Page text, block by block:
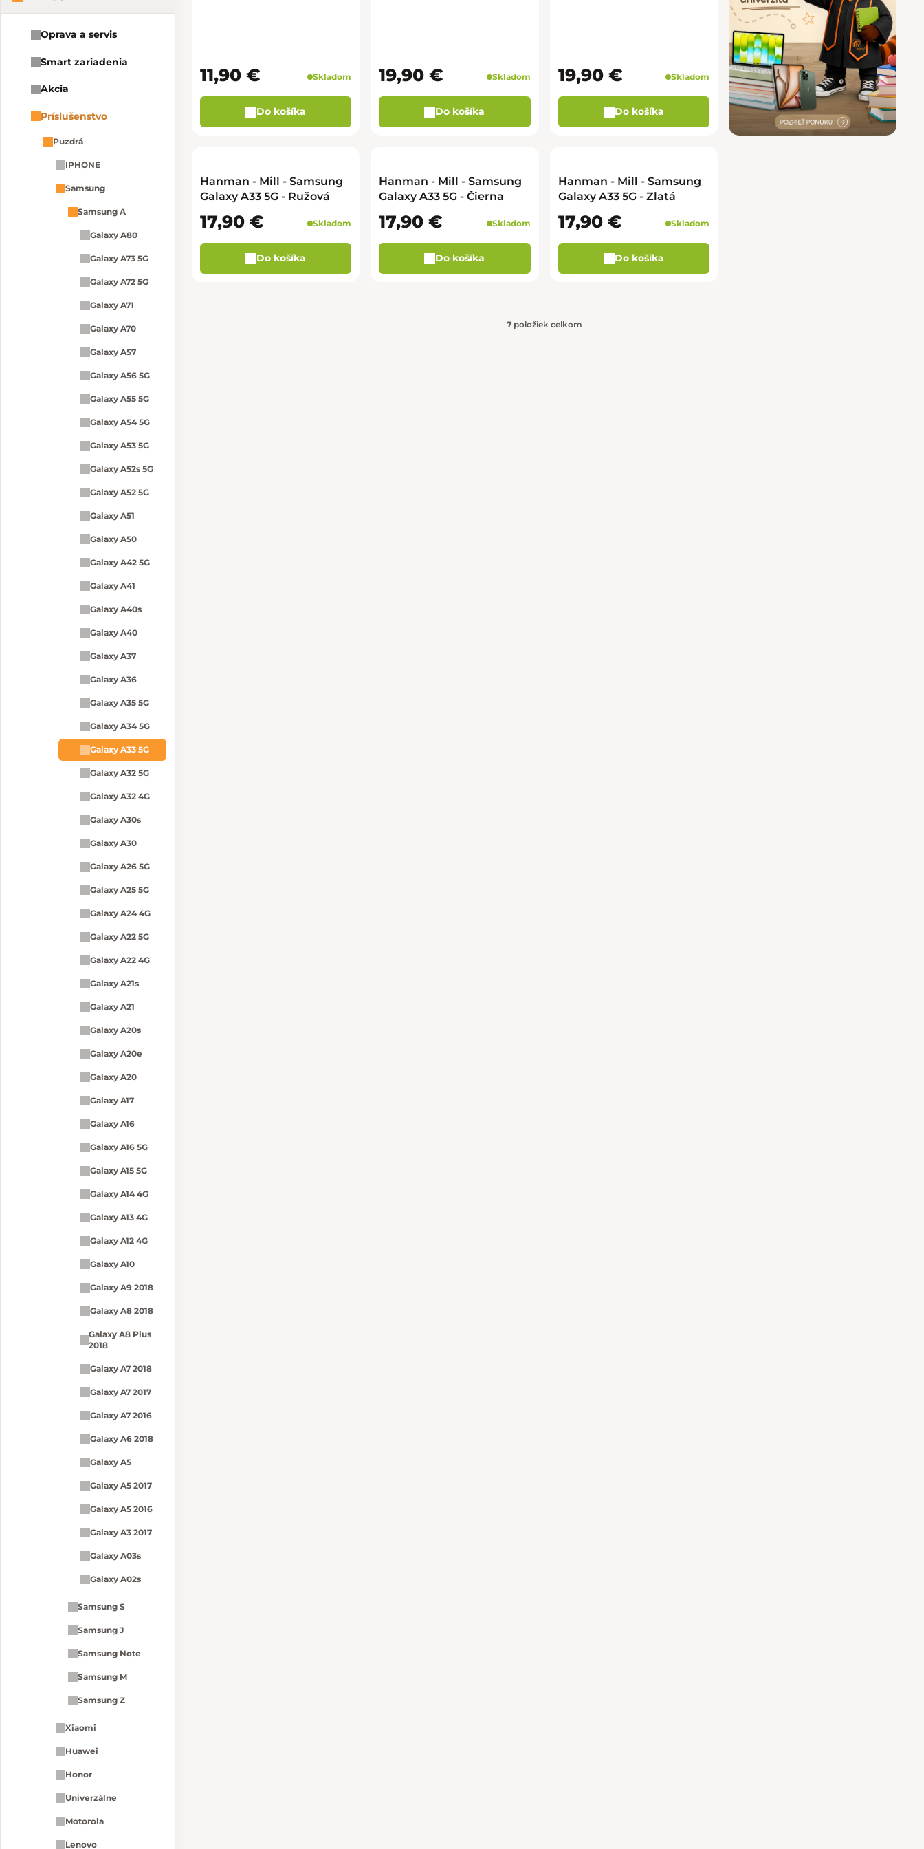
Oprava a servis
Smart zariadenia
Akcia
Príslušenstvo
Puzdrá
IPHONE
Samsung
Samsung A
Galaxy A80
Galaxy A73 5G
Galaxy A72 5G
Galaxy A71
Galaxy A70
Galaxy A57
Galaxy A56 5G
Galaxy A55 5G
Galaxy A54 5G
Galaxy A53 5G
Galaxy A52s 5G
Galaxy A52 5G
Galaxy A51
Galaxy A50
Galaxy A42 5G
Galaxy A41
Galaxy A40s
Galaxy A40
Galaxy A37
Galaxy A36
Galaxy A35 5G
Galaxy A34 5G
Galaxy A33 5G
Galaxy A32 5G
Galaxy A32 4G
Galaxy A30s
Galaxy A30
Galaxy A26 5G
Galaxy A25 5G
Galaxy A24 4G
Galaxy A22 5G
Galaxy A22 4G
Galaxy A21s
Galaxy A21
Galaxy A20s
Galaxy A20e
Galaxy A20
Galaxy A17
Galaxy A16
Galaxy A16 5G
Galaxy A15 5G
Galaxy A14 4G
Galaxy A13 4G
Galaxy A12 4G
Galaxy A10
Galaxy A9 2018
Galaxy A8 2018
Galaxy A8 Plus
2018
Galaxy A7 2018
Galaxy A7 2017
Galaxy A7 2016
Galaxy A6 2018
Galaxy A5
Galaxy A5 2017
Galaxy A5 2016
Galaxy A3 2017
Galaxy A03s
Galaxy A02s
Samsung S
Samsung J
Samsung Note
Samsung M
Samsung Z
Xiaomi
Huawei
Honor
Univerzálne
Motorola
Lenovo
11,90 € Skladom
Do košíka
19,90 € Skladom
Do košíka
19,90 € Skladom
Do košíka
Hanman - Mill - Samsung
Galaxy A33 5G - Ružová
17,90 € Skladom
Do košíka
Hanman - Mill - Samsung
Galaxy A33 5G - Čierna
17,90 € Skladom
Do košíka
Hanman - Mill - Samsung
Galaxy A33 5G - Zlatá
17,90 € Skladom
Do košíka
7položiek celkom